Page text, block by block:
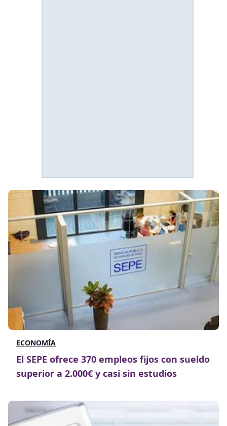
ECONOMÍA
El SEPE ofrece 370 empleos fijos con sueldo
superior a 2.000€ y casi sin estudios